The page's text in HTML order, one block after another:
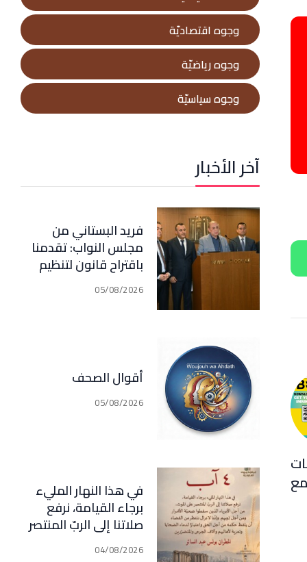
وجوه اقتصاديّة
وجوه رياضيّة
وجوه سياسيّة
آخر الأخبار
فريد البستاني من
مجلس النواب: تقدمنا
باقتراح قانون لتنظيم
أعمال الوساطة
والتمثيل في مجال
05/08/2026
أقوال الصحف
05/08/2026
في هذا النهار المليء
برجاء القيامة، نرفع
صلاتنا إلى الربّ المنتصر
على الموت، من أجل
04/08/2026